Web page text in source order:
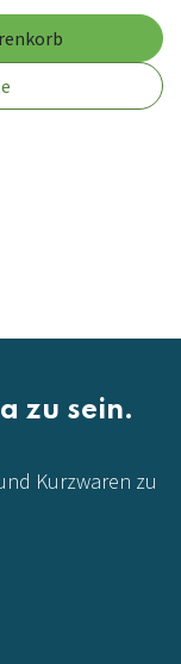
zu sein.
Kurzwaren zu